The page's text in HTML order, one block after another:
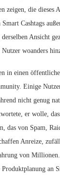
zeigen, die dieses
Cashtags
derselben Ansicht
woanders
in einen
Einige
nicht genug
er wolle,
das von Spam,
Anreize,
von
an